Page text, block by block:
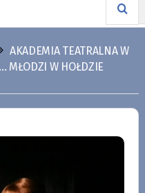
AKADEMIA TEATRALNA W
MŁODZI W HOŁDZIE